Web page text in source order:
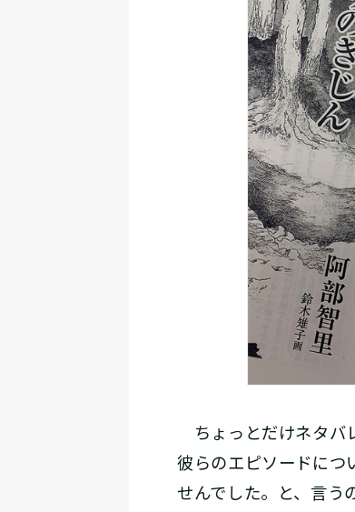
ちょっとだけネタバ
彼らのエピソードにつ
せんでした。と、言う